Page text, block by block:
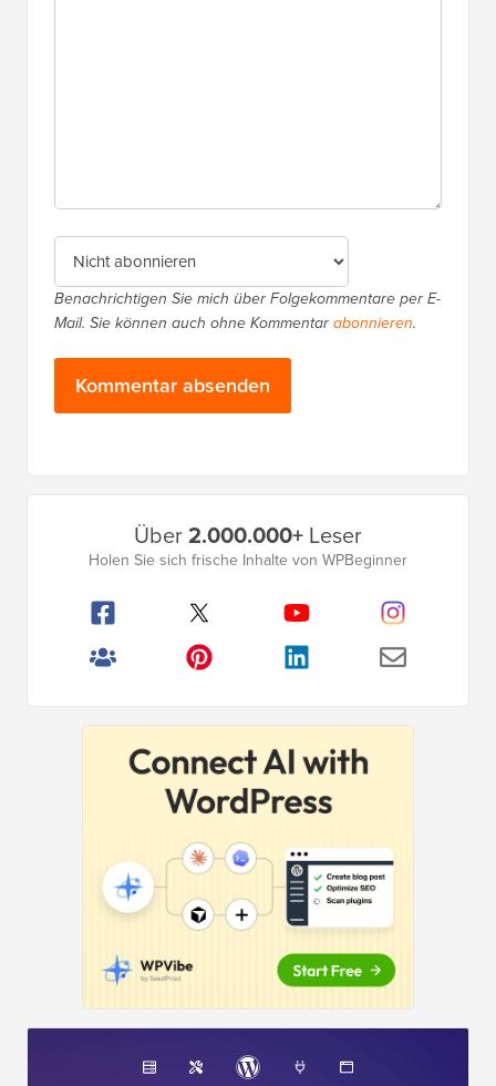
Benachrichtigen Sie mich über Folgekommentare per E-
Mail. Sie können auch ohne Kommentarabonnieren.
Seitenleistenmenü
Über2.000.000+ Leser
Holen Sie sich frische Inhalte von WPBeginner